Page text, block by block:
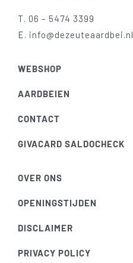
T. 06 – 5474 3399
E. info@dezeuteaardbei.nl
WEBSHOP
AARDBEIEN
CONTACT
GIVACARD SALDOCHECK
OVER ONS
OPENINGSTIJDEN
DISCLAIMER
PRIVACY POLICY